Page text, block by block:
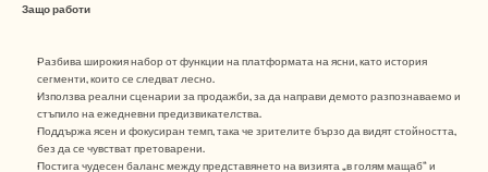
Защо работи
Разбива широкия набор от функции на платформата на ясни, като история
сегменти, които се следват лесно.
Използва реални сценарии за продажби, за да направи демото разпознаваемо и
стъпило на ежедневни предизвикателства.
Поддържа ясен и фокусиран темп, така че зрителите бързо да видят стойността,
без да се чувстват претоварени.
Постига чудесен баланс между представянето на визията „в голям мащаб“ и